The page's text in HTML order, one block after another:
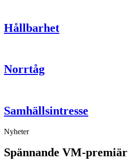
Hållbarhet
Norrtåg
Samhällsintresse
Nyheter
Spännande VM-premiär